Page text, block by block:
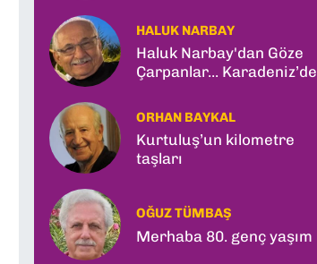
HALUK NARBAY
Haluk Narbay'dan Göze
Çarpanlar... Karadeniz’de
İlk Kadın General!
ORHAN BAYKAL
Kurtuluş’un kilometre
taşları
OĞUZ TÜMBAŞ
Merhaba 80. genç yaşım